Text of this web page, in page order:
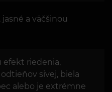
a väčšinou
efekt riedenia,
sivej, biela
alebo je extrémne